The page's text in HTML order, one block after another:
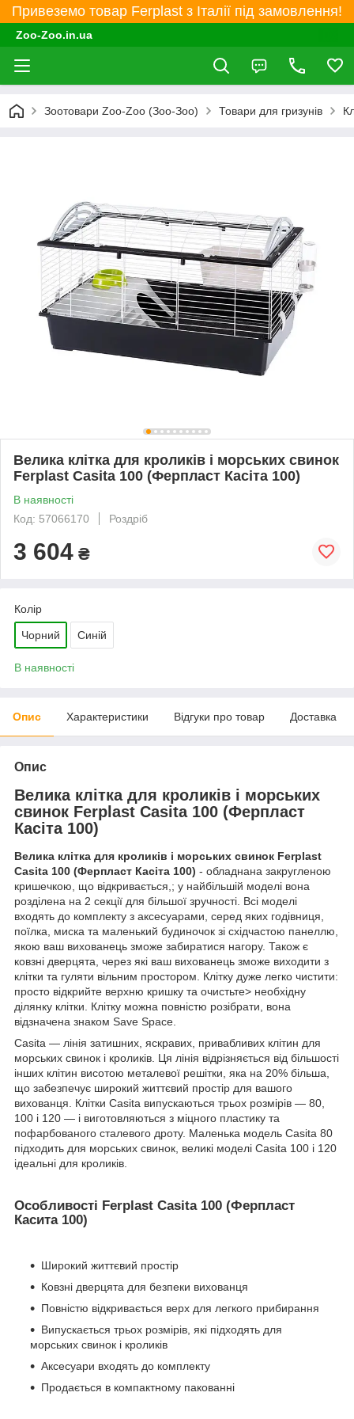
Привеземо товар Ferplast з Італії під замовлення!
Zoo-Zoo.in.ua
Зоотовари Zoo-Zoo (Зоо-Зоо) Товари для гризунів
Велика клітка для кроликів і морських свинок
Ferplast Casita 100 (Ферпласт Касіта 100)
В наявності
Код: 57066170
Роздріб
3 604 ₴
Колір
Чорний Синій
В наявності
Опис Характеристики Відгуки про товар Доставка
Опис
Велика клітка для кроликів і морських
свинок Ferplast Casita 100 (Ферпласт
Касіта 100)
Велика клітка для кроликів і морських свинок Ferplast
Casita 100 (Ферпласт Касіта 100) - обладнана закругленою
кришечкою, що відкривається,; у найбільшій моделі вона
розділена на 2 секції для більшої зручності. Всі моделі
входять до комплекту з аксесуарами, серед яких годівниця,
поїлка, миска та маленький будиночок зі східчастою панеллю,
якою ваш вихованець зможе забиратися нагору. Також є
ковзні дверцята, через які ваш вихованець зможе виходити з
клітки та гуляти вільним простором. Клітку дуже легко чистити:
просто відкрийте верхню кришку та очистьте> необхідну
ділянку клітки. Клітку можна повністю розібрати, вона
відзначена знаком Save Space.
Casita — лінія затишних, яскравих, привабливих клітин для
морських свинок і кроликів. Ця лінія відрізняється від більшості
інших клітин висотою металевої решітки, яка на 20% більша,
що забезпечує широкий життєвий простір для вашого
вихованця. Клітки Casita випускаються трьох розмірів — 80,
100 і 120 — і виготовляються з міцного пластику та
пофарбованого сталевого дроту. Маленька модель Casita 80
підходить для морських свинок, великі моделі Casita 100 і 120
ідеальні для кроликів.
Особливості Ferplast Casita 100 (Ферпласт
Касита 100)
Широкий життєвий простір
Ковзні дверцята для безпеки вихованця
Повністю відкривається верх для легкого прибирання
Випускається трьох розмірів, які підходять для
морських свинок і кроликів
Аксесуари входять до комплекту
Продається в компактному пакованні